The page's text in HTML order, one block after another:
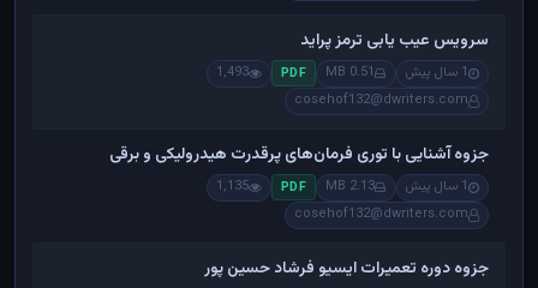
سرویس عیب یابی ترمز پراید
1 سال پیش 0.51 MB
PDF
1,493
cosehof132@dwriters.com
جزوه آشنایی با توری فرمان‌های پرقدرت هیدرولیکی و برقی
1 سال پیش 2.13 MB
PDF
1,135
cosehof132@dwriters.com
جزوه دوره تعمیرات ایسیو فرشاد حسین پور